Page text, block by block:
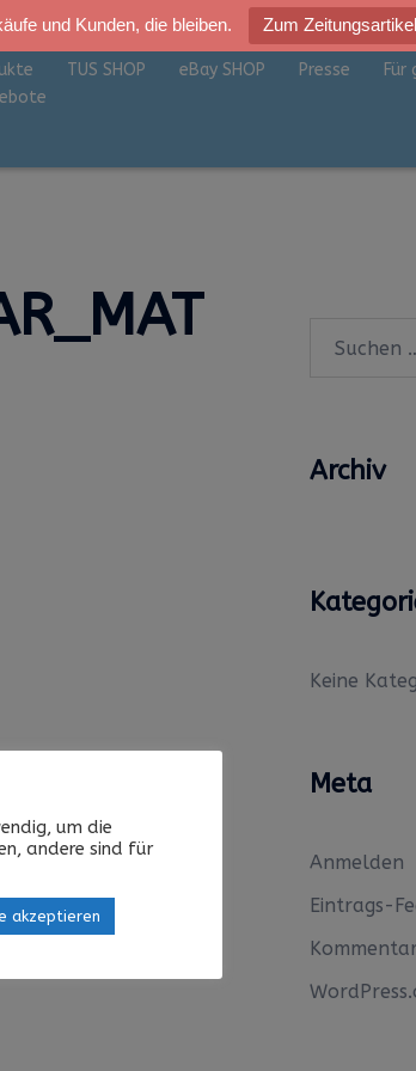
und Kunden, die bleiben. Zum
TUS SHOP eBay SHOP Presse
Für
nach:
Archiv
Keine
Meta
Anmelden
Eintrags-
um die
andere sind für
akzeptieren